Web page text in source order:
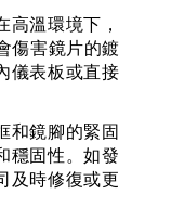
高溫環境下，
傷害鏡片的鍍
儀表板或直接
和鏡腳的緊固
穩固性。如發
及時修復或更